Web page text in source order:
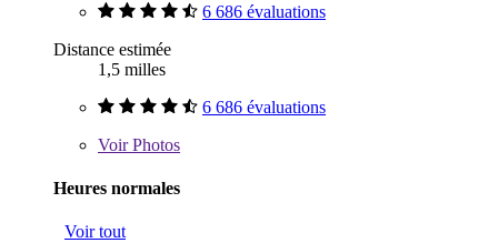
6 686 évaluations
Distance estimée
1,5 milles
6 686 évaluations
VoirPhotos
Heures normales
Voir tout